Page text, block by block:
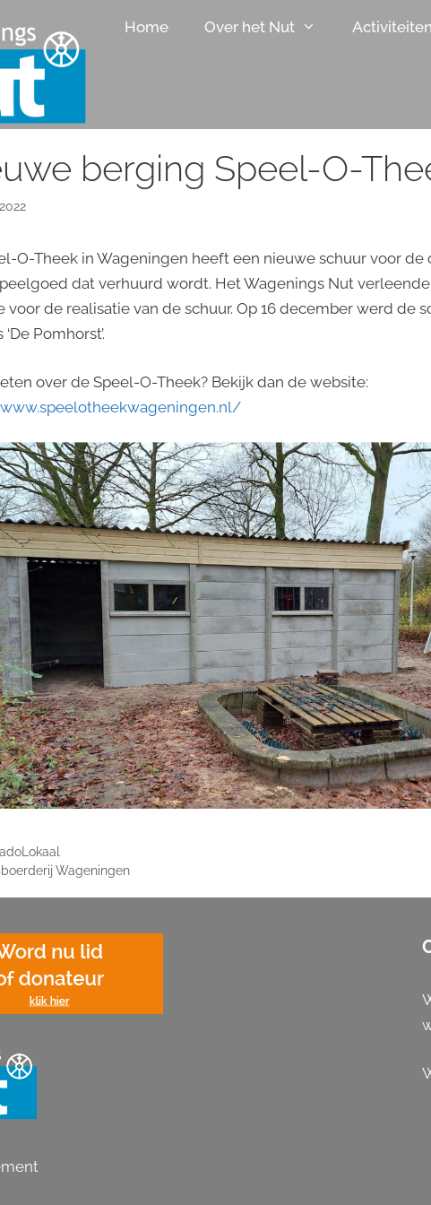
Home Over het Nut Activiteiten
berging Speel-O-
O-Theek in Wageningen heeft een nieuwe schuur voor de
dat verhuurd wordt. Het Wagenings Nut
voor de realisatie van de schuur. Op 16 december werd de
Pomhorst’.
over de Speel-O-Theek? Bekijk dan de website:
Wageningen